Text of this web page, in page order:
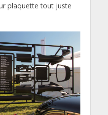
plaquette tout juste